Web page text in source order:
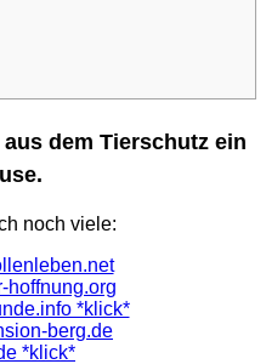
dem Tierschutz ein
noch viele:
hoffnung.org
*klick*
berg.de
*klick*